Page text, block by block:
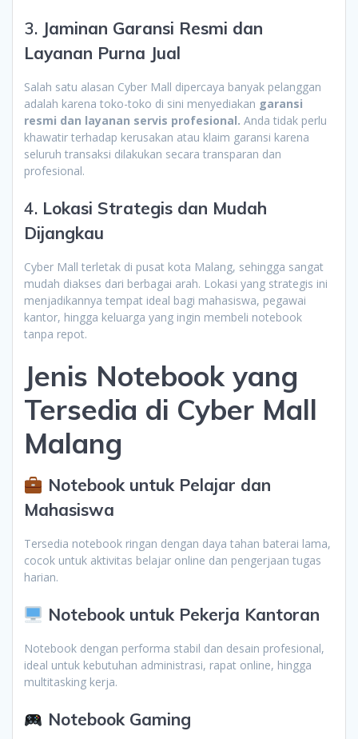
3. Jaminan Garansi Resmi dan
Layanan Purna Jual
Salah satu alasan Cyber Mall dipercaya banyak pelanggan
adalah karena toko-toko di sini menyediakan garansi
resmi dan layanan servis profesional. Anda tidak perlu
khawatir terhadap kerusakan atau klaim garansi karena
seluruh transaksi dilakukan secara transparan dan
profesional.
4. Lokasi Strategis dan Mudah
Dijangkau
Cyber Mall terletak di pusat kota Malang, sehingga sangat
mudah diakses dari berbagai arah. Lokasi yang strategis ini
menjadikannya tempat ideal bagi mahasiswa, pegawai
kantor, hingga keluarga yang ingin membeli notebook
tanpa repot.
Jenis Notebook yang
Tersedia di Cyber Mall
Malang
Notebook untuk Pelajar dan
Mahasiswa
Tersedia notebook ringan dengan daya tahan baterai lama,
cocok untuk aktivitas belajar online dan pengerjaan tugas
harian.
Notebook untuk Pekerja Kantoran
Notebook dengan performa stabil dan desain profesional,
ideal untuk kebutuhan administrasi, rapat online, hingga
multitasking kerja.
Notebook Gaming